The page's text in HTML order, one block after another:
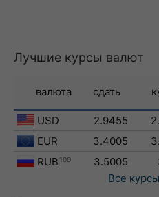
Лучшие курсы валют
валюта сдать
USD 2.9455
EUR
3.4005
RUB 100 3.5005
Все курсы